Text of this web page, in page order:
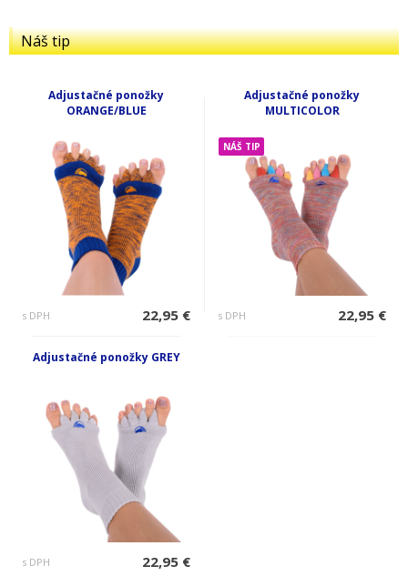
Náš tip
Adjustačné ponožky
ORANGE/BLUE
s DPH 22,95 €
Adjustačné ponožky
MULTICOLOR
NÁŠ TIP
s DPH 22,95 €
Adjustačné ponožky GREY
s DPH 22,95 €